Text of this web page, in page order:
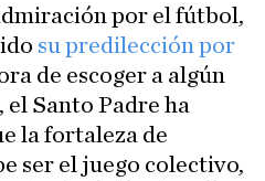
por el fútbol,
su predilección por
de escoger a algún
el Santo Padre ha
la fortaleza de
ser el juego colectivo,